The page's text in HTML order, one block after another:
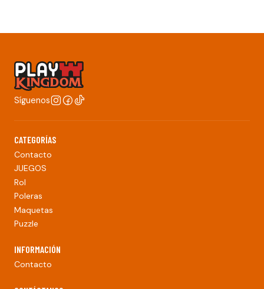
Síguenos
CATEGORÍAS
Contacto
JUEGOS
Rol
Poleras
Maquetas
Puzzle
INFORMACIÓN
Contacto